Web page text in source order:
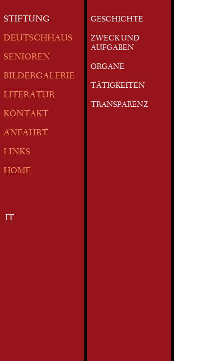
STIFTUNG
DEUTSCHHAUS
SENIOREN
BILDERGALERIE
LITERATUR
KONTAKT
ANFAHRT
LINKS
HOME
IT
GESCHICHTE
ZWECK UND
AUFGABEN
ORGANE
TÄTIGKEITEN
TRANSPARENZ